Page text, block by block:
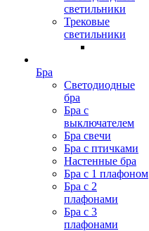
светильники
Трековые
светильники
Бра
Светодиодные
бра
Бра с
выключателем
Бра свечи
Бра с птичками
Настенные бра
Бра с 1 плафоном
Бра с 2
плафонами
Бра с 3
плафонами